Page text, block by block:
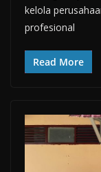
kelola
profesional
Read More